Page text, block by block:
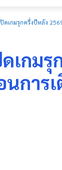
ดเกมรุกครึ่งปีหลัง
เกม
นการ